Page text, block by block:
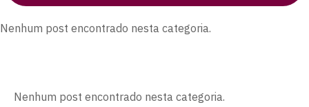
Nenhum post encontrado nesta categoria.
Nenhum post encontrado nesta categoria.